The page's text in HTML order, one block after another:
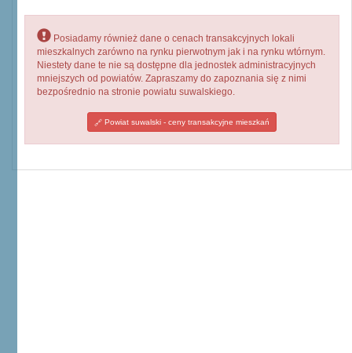
Posiadamy również dane o cenach transakcyjnych lokali
mieszkalnych zarówno na rynku pierwotnym jak i na rynku wtórnym.
Niestety dane te nie są dostępne dla jednostek administracyjnych
mniejszych od powiatów. Zapraszamy do zapoznania się z nimi
bezpośrednio na stronie powiatu suwalskiego.
Powiat suwalski - ceny transakcyjne mieszkań